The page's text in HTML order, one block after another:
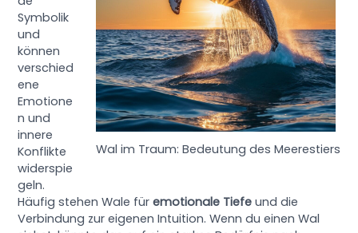
Wal im Traum: Bedeutung des Meerestiers
Symbolik
und
können
verschied
ene
Emotione
n und
innere
Konflikte
widerspie
geln.
Häufig stehen Wale füremotionale Tiefe und die
Verbindung zur eigenen Intuition. Wenn du einen Wal